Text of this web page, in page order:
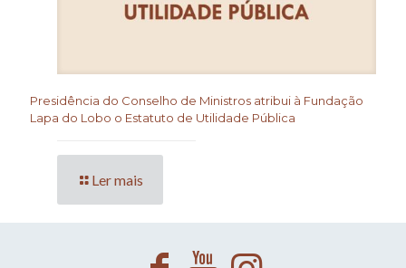
Presidência do Conselho de Ministros atribui à Fundação
Lapa do Lobo o Estatuto de Utilidade Pública
Ler mais